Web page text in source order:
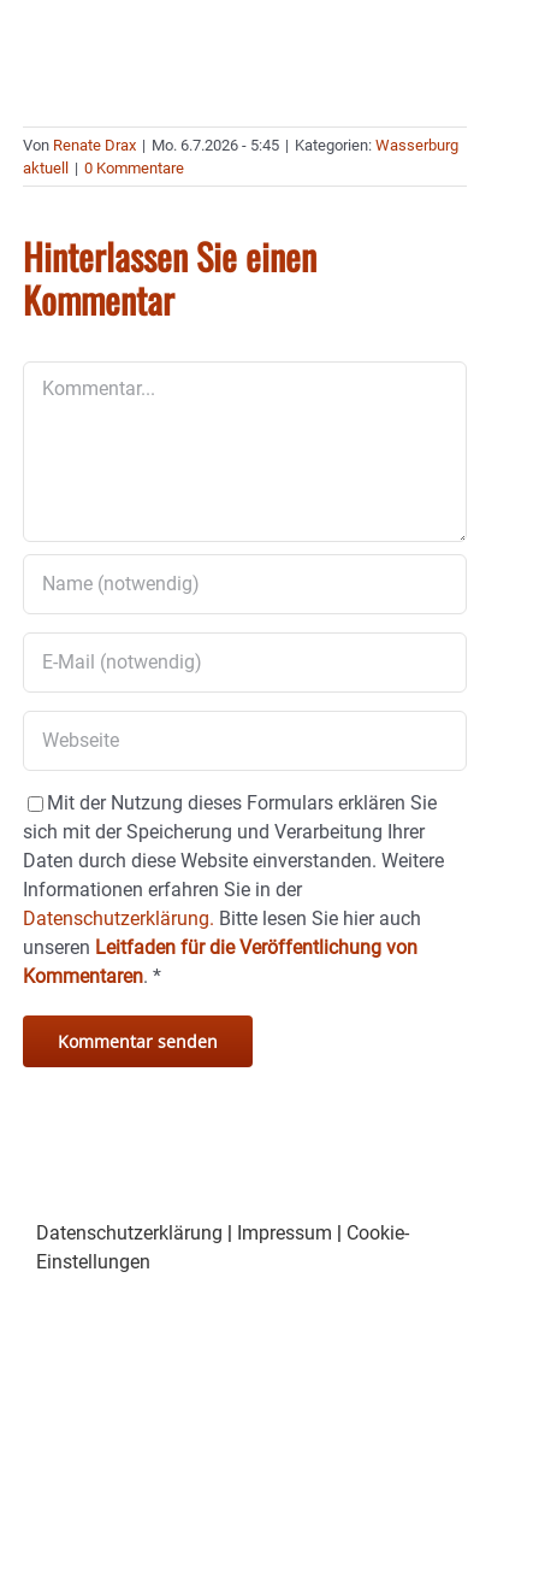
Von Renate Drax | Mo. 6.7.2026 - 5:45 | Kategorien: Wasserburg
aktuell
| 0 Kommentare
Hinterlassen Sie einen
Kommentar
Mit der Nutzung dieses Formulars erklären Sie
sich mit der Speicherung und Verarbeitung Ihrer
Daten durch diese Website einverstanden. Weitere
Informationen erfahren Sie in der
Datenschutzerklärung. Bitte lesen Sie hier auch
unseren Leitfaden für die Veröffentlichung von
Kommentaren. *
Datenschutzerklärung | Impressum | Cookie-
Einstellungen